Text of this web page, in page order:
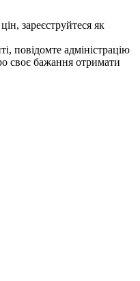
зареєструйтеся як
повідомте адміністрацію
своє бажання отримати